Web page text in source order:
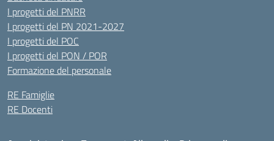
I progetti del PNRR
I progetti del PN 2021-2027
I progetti del POC
I progetti del PON / POR
Formazione del personale
RE Famiglie
RE Docenti